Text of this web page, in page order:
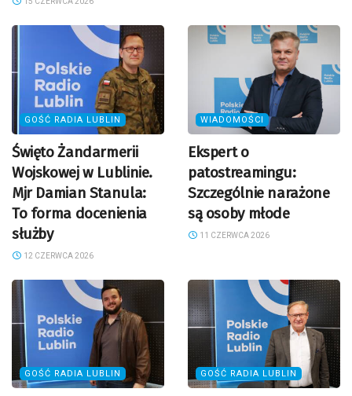
GOŚĆ RADIA LUBLIN
Święto Żandarmerii
Wojskowej w Lublinie.
Mjr Damian Stanula:
To forma docenienia
służby
12 CZERWCA 2026
WIADOMOŚCI
Ekspert o
patostreamingu:
Szczególnie narażone
są osoby młode
11 CZERWCA 2026
GOŚĆ RADIA LUBLIN GOŚĆ RADIA LUBLIN